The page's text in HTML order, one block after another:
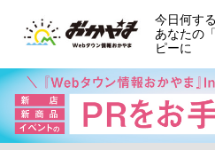
今日何す
あなたの
ピーに